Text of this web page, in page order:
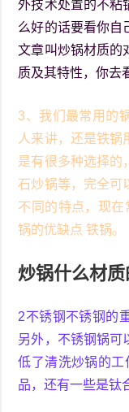
外技术处置的不粘
么好的话要看你自
文章叫炒锅材质的
质及其特性，你去
3、我们最常用的
人来讲，还是铁锅
是有很多种选择的
石炒锅等，完全可
不同的特点，现
锅的优缺点 铁锅。
炒锅什么材
2不锈钢不锈钢的
另外，不锈钢锅可
低了清洗炒锅的工
品，还有一些是钛